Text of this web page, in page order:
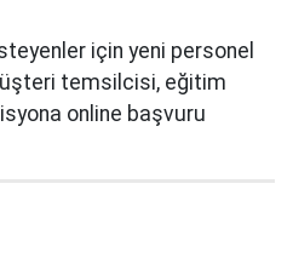
için yeni personel
temsilcisi, eğitim
online başvuru